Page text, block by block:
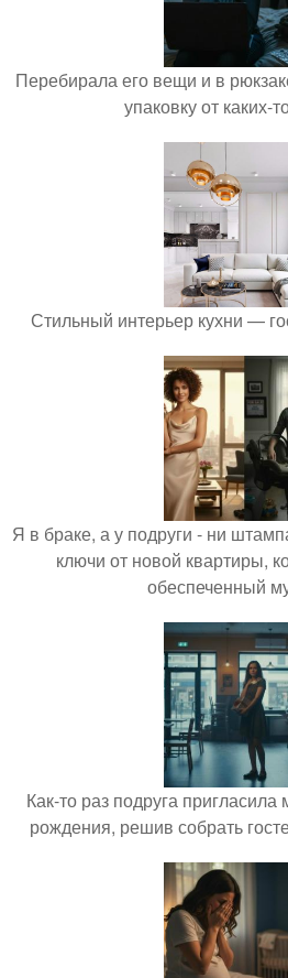
Перебирала его вещи и в
упаковку от каких-
Стильный интерьер кухни —
Я в браке, а у подруги - ни
ключи от новой квартиры,
обеспеченный
Как-то раз подруга
рождения, решив собрать